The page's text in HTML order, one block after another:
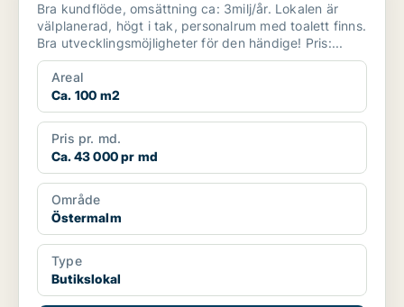
Bra kundflöde, omsättning ca: 3milj/år. Lokalen är
välplanerad, högt i tak, personalrum med toalett finns.
Bra utvecklingsmöjligheter för den händige! Pris:...
Areal
Ca. 100 m2
Pris pr. md.
Ca. 43 000 pr md
Område
Östermalm
Type
Butikslokal